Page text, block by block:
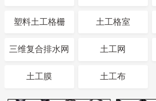
塑料土工格栅 土工格室
三维复合排水网 土工网
土工膜 土工布